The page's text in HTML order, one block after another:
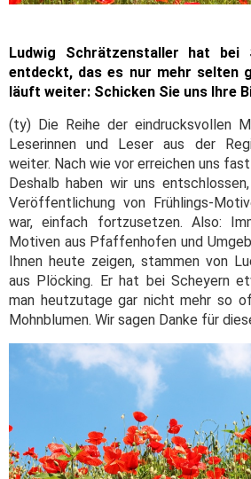
Ludwig Schrätzenstaller hat bei
entdeckt, das es nur mehr selten
läuft weiter: Schicken Sie uns Ihre
(ty) Die Reihe der eindrucksvollen
Leserinnen und Leser aus der
weiter. Nach wie vor erreichen uns
Deshalb haben wir uns
Veröffentlichung von Frühlings-
war, einfach fortzusetzen. Also:
Motiven aus Pfaffenhofen und
Ihnen heute zeigen, stammen von
aus Plöcking. Er hat bei Scheyern
man heutzutage gar nicht mehr so
Mohnblumen. Wir sagen Danke für